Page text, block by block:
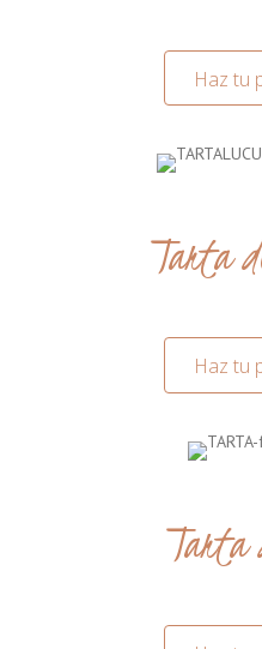
Haz tu
Tarta
Haz tu
Tarta